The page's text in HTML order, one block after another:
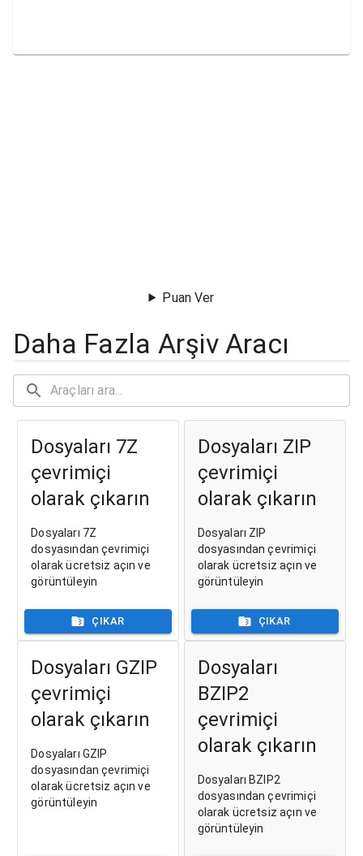
Puan Ver
Daha Fazla Arşiv Aracı
Dosyaları 7Z
çevrimiçi
olarak çıkarın
Dosyaları 7Z
dosyasından çevrimiçi
olarak ücretsiz açın ve
görüntüleyin
ÇIKAR
Dosyaları ZIP
çevrimiçi
olarak çıkarın
Dosyaları ZIP
dosyasından çevrimiçi
olarak ücretsiz açın ve
görüntüleyin
ÇIKAR
Dosyaları GZIP
çevrimiçi
olarak çıkarın
Dosyaları GZIP
dosyasından çevrimiçi
olarak ücretsiz açın ve
görüntüleyin
Dosyaları
BZIP2
çevrimiçi
olarak çıkarın
Dosyaları BZIP2
dosyasından çevrimiçi
olarak ücretsiz açın ve
görüntüleyin